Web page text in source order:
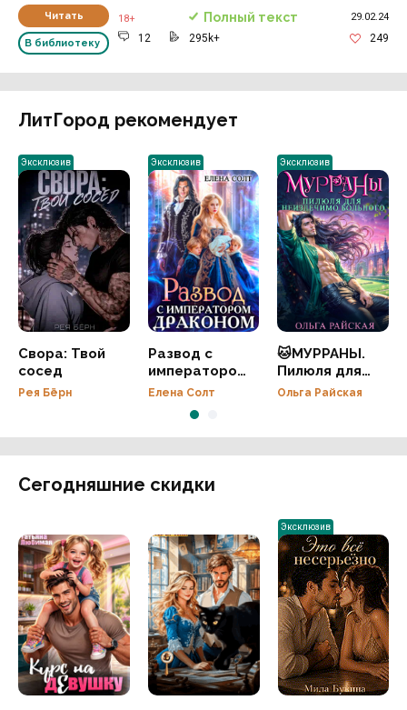
Читать
В библиотеку
18+ Полный текст 29.02.24
12 295k+ 249
ЛитГород рекомендует
Эксклюзив
Свора: Твой
сосед
Рея Бёрн
Эксклюзив
Развод с
императором
драконом
Елена Солт
Эксклюзив
🐱МУРРАНЫ.
Пилюля для
неизлечимо
Ольга Райская
Сегодняшние скидки
Эксклюзив